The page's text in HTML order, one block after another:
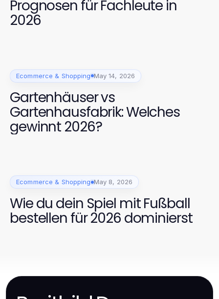
Prognosen für Fachleute in
2026
Ecommerce & Shopping May 14, 2026
Gartenhäuser vs
Gartenhausfabrik: Welches
gewinnt 2026?
Ecommerce & Shopping May 8, 2026
Wie du dein Spiel mit Fußball
bestellen für 2026 dominierst